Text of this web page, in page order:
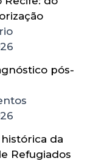
pós-
da
Refugiados